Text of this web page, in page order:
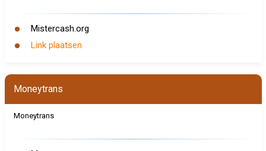
Mistercash.org
Link plaatsen
Moneytrans
Moneytrans